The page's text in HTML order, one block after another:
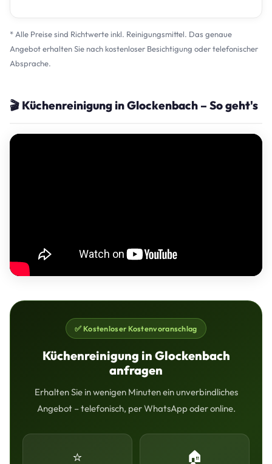
* Alle Preise sind Richtwerte inkl. Reinigungsmittel. Das genaue
Angebot erhalten Sie nach kostenloser Besichtigung oder telefonischer
Absprache.
🎬 Küchenreinigung in Glockenbach – So geht's
✅ Kostenloser Kostenvoranschlag
Küchenreinigung in Glockenbach
anfragen
Erhalten Sie in wenigen Minuten ein unverbindliches
Angebot – telefonisch, per WhatsApp oder online.
⭐ 🏠